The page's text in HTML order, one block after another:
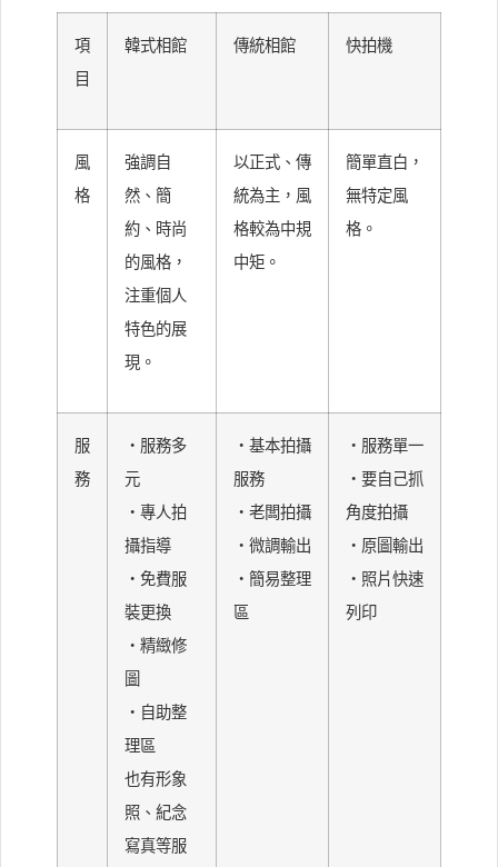
項
目
韓式相館 傳統相館 快拍機
風
格
強調自
然、簡
約、時尚
的風格，
注重個人
特色的展
現。
以正式、傳
統為主，風
格較為中規
中矩。
簡單直白，
無特定風
格。
服
務
・服務多
元
・專人拍
攝指導
・免費服
裝更換
・精緻修
圖
・自助整
理區
也有形象
照、紀念
寫真等服
・基本拍攝
服務
・老闆拍攝
・微調輸出
・簡易整理
區
・服務單一
・要自己抓
角度拍攝
・原圖輸出
・照片快速
列印